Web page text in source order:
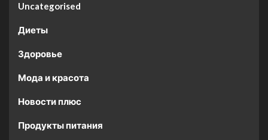
Uncategorised
Диеты
Здоровье
Мода и красота
Новости плюс
Продукты питания